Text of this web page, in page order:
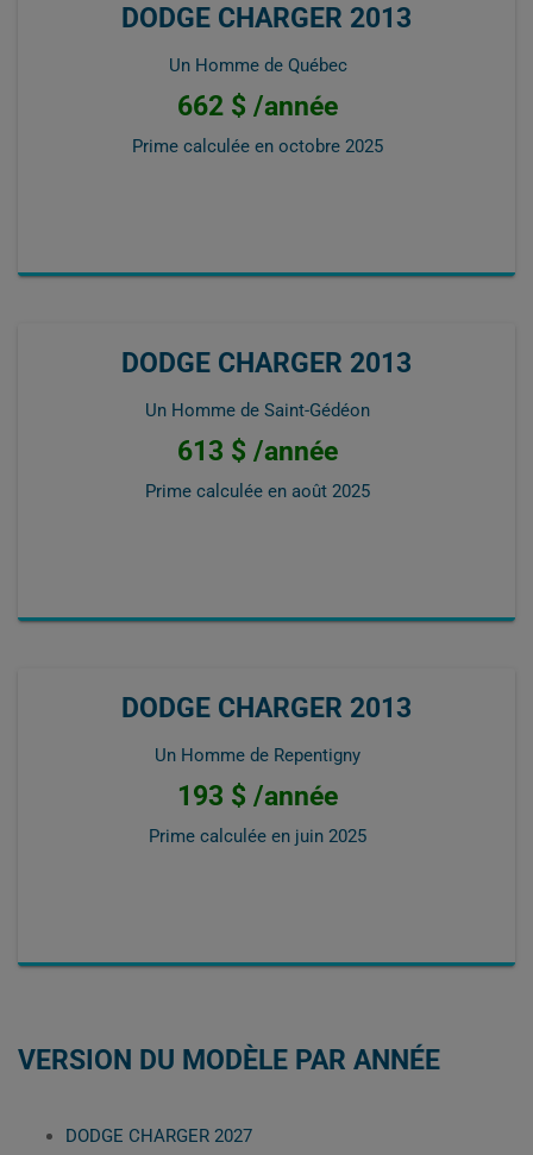
DODGE CHARGER 2013
Un Homme de Québec
662 $ /année
Prime calculée en octobre 2025
DODGE CHARGER 2013
Un Homme de Saint-Gédéon
613 $ /année
Prime calculée en août 2025
DODGE CHARGER 2013
Un Homme de Repentigny
193 $ /année
Prime calculée en juin 2025
VERSION DU MODÈLE PAR ANNÉE
DODGE CHARGER 2027